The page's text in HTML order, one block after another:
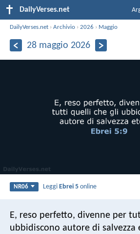
DailyVerses.net
DailyVerses.net ›Archivio ›2026 › Maggio
28 maggio 2026
NR06 LeggiEbrei 5 online
E, reso perfetto, divenne per
ubbidiscono autore di salvezza